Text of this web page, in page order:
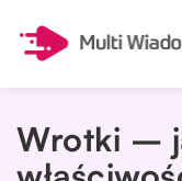
Wrotki –